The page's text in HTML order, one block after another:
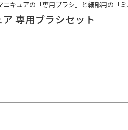
ニキュアの「専用ブラシ」と細部用の「
専用ブラシセット